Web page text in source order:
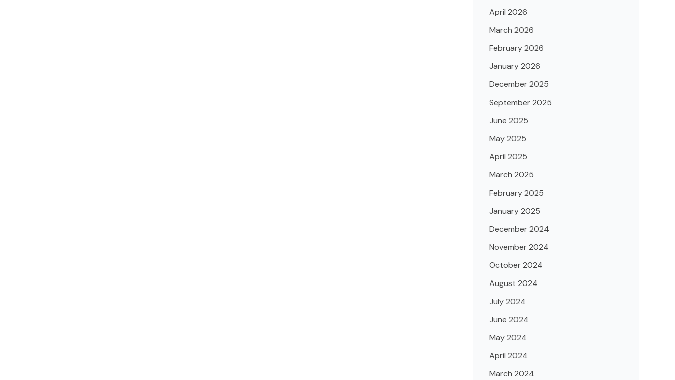
April 2026
March 2026
February 2026
January 2026
December 2025
September 2025
June 2025
May 2025
April 2025
March 2025
February 2025
January 2025
December 2024
November 2024
October 2024
August 2024
July 2024
June 2024
May 2024
April 2024
March 2024